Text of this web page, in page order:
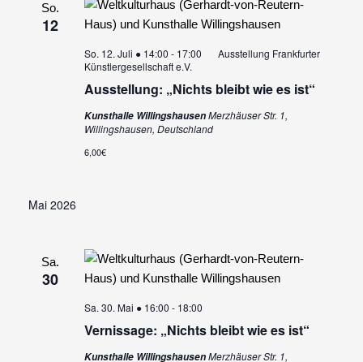
So.
12
Ausstellung: „Nichts bleibt wie es ist“
So. 12. Juli ● 14:00 - 17:00
Ausstellung Frankfurter
Künstlergesellschaft e.V.
Kunsthalle WillingshausenMerzhäuser Str. 1,
Willingshausen, Deutschland
6,00€
Mai 2026
Sa.
30
Vernissage: „Nichts bleibt wie es ist“
Sa. 30. Mai ● 16:00 - 18:00
Kunsthalle WillingshausenMerzhäuser Str. 1,